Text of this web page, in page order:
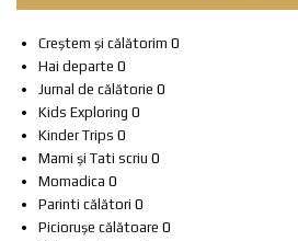
Creștem și călătorim 0
Hai departe 0
Jurnal de călătorie 0
Kids Exploring 0
Kinder Trips 0
Mami și Tati scriu 0
Momadica 0
Parinti călători 0
Piciorușe călătoare 0